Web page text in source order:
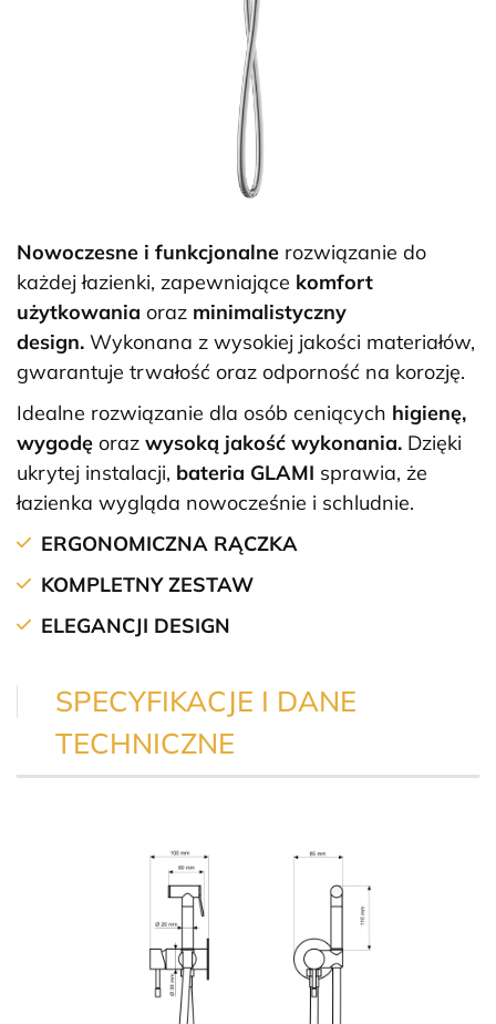
Nowoczesne i funkcjonalne rozwiązanie do
każdej łazienki, zapewniające komfort
użytkowania oraz minimalistyczny
design. Wykonana z wysokiej jakości materiałów,
gwarantuje trwałość oraz odporność na korozję.
Idealne rozwiązanie dla osób ceniących higienę,
wygodę oraz wysoką jakość wykonania. Dzięki
ukrytej instalacji, bateria GLAMI sprawia, że
łazienka wygląda nowocześnie i schludnie.
ERGONOMICZNA RĄCZKA
KOMPLETNY ZESTAW
ELEGANCJI DESIGN
SPECYFIKACJE I DANE
TECHNICZNE